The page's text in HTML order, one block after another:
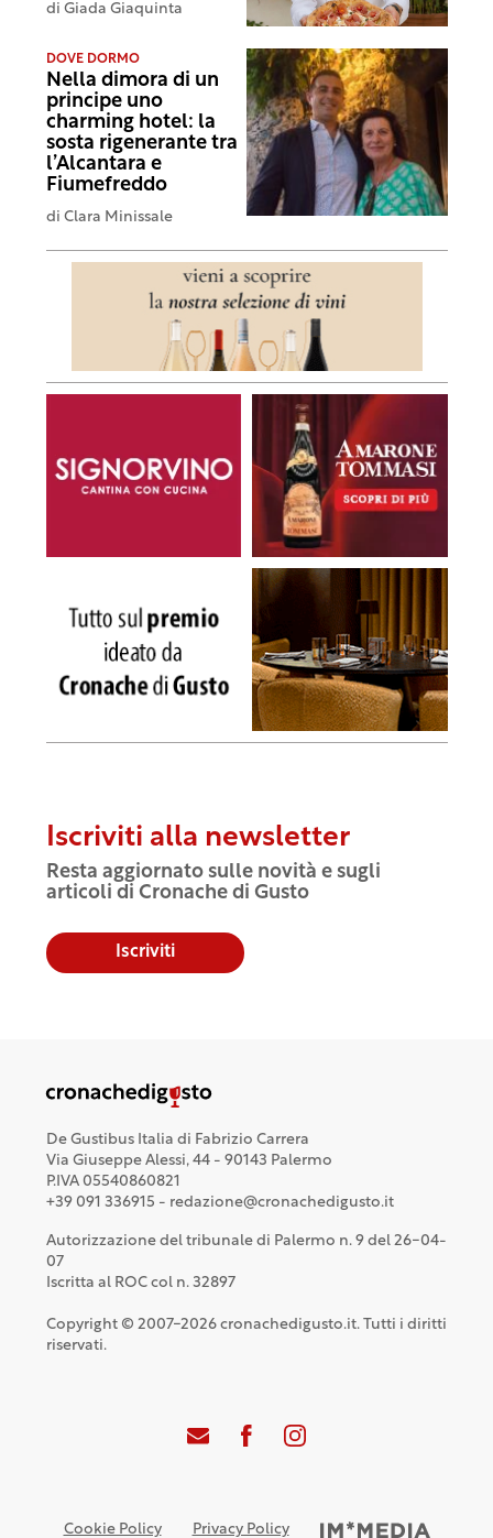
di Giada Giaquinta
DOVE DORMO
Nella dimora di un
principe uno
charming hotel: la
sosta rigenerante tra
l’Alcantara e
Fiumefreddo
di Clara Minissale
Iscriviti alla newsletter
Resta aggiornato sulle novità e sugli
articoli di Cronache di Gusto
Iscriviti
De Gustibus Italia di Fabrizio Carrera
Via Giuseppe Alessi, 44 - 90143 Palermo
P.IVA 05540860821
+39 091 336915 - redazione@cronachedigusto.it
Autorizzazione del tribunale di Palermo n. 9 del 26-04-
07
Iscritta al ROC col n. 32897
Copyright © 2007-2026 cronachedigusto.it. Tutti i diritti
riservati.
Cookie Policy Privacy Policy Credits